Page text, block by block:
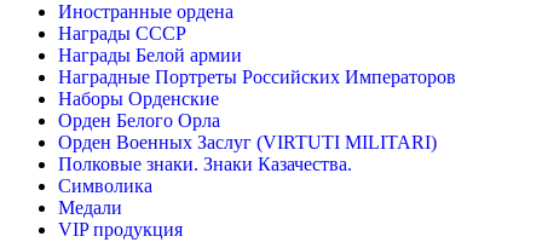
Иностранные ордена
Награды СССР
Награды Белой армии
Наградные Портреты Российских Императоров
Наборы Орденские
Орден Белого Орла
Орден Военных Заслуг (VIRTUTI MILITARI)
Полковые знаки. Знаки Казачества.
Символика
Медали
VIP продукция